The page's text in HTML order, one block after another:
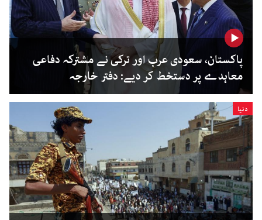
پاکستان، سعودی عرب اور ترکی نے مشترکہ دفاعی
معاہدے پر دستخط کر دیے: دفتر خارجہ
دنیا